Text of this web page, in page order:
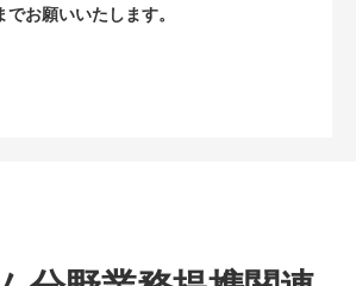
でお願いいたします。